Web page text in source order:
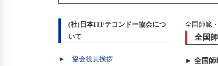
(社)日本ITFテコンドー協会につ
いて
► 協会役員挨拶
全国師範
全国
► 全国師